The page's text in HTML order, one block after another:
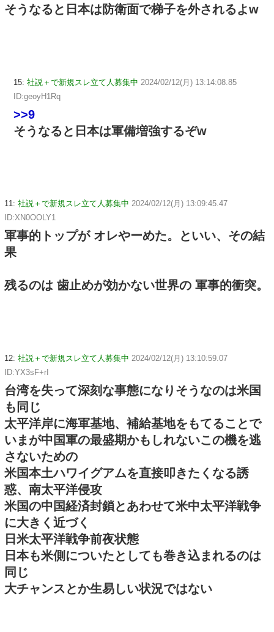
そうなると日本は防衛面で梯子を外されるよw
15: 社説＋で新規スレ立て人募集中 2024/02/12(月) 13:14:08.85
ID:geoyH1Rq
>>9
そうなると日本は軍備増強するぞw
11: 社説＋で新規スレ立て人募集中 2024/02/12(月) 13:09:45.47
ID:XN0OOLY1
軍事的トップが オレやーめた。といい、その結
果
残るのは 歯止めが効かない世界の 軍事的衝突。
12: 社説＋で新規スレ立て人募集中 2024/02/12(月) 13:10:59.07
ID:YX3sF+rI
台湾を失って深刻な事態になりそうなのは米国
も同じ
太平洋岸に海軍基地、補給基地をもてることで
いまが中国軍の最盛期かもしれないこの機を逃
さないための
米国本土ハワイグアムを直接叩きたくなる誘
惑、南太平洋侵攻
米国の中国経済封鎖とあわせて米中太平洋戦争
に大きく近づく
日米太平洋戦争前夜状態
日本も米側についたとしても巻き込まれるのは
同じ
大チャンスとか生易しい状況ではない